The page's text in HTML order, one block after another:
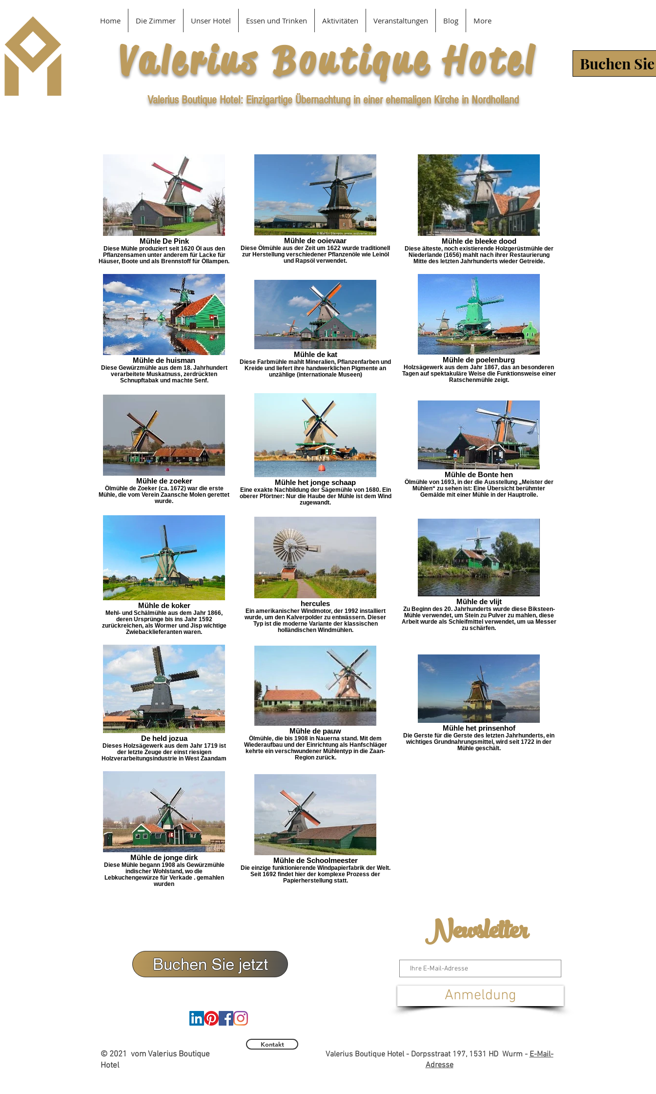
Home Die Zimmer Unser Hotel Essen und Trinken Aktivitäten Veranstaltungen Blog More
Valerius Boutique Hotel Buchen
Valerius Boutique Hotel: Einzigartige Übernachtung in einer ehemaligen Kirche in Nordholland
Mühle De Pink
Diese Mühle produziert seit 1620 Öl aus den
Pflanzensamen unter anderem für Lacke für
Häuser, Boote und als Brennstoff für Öllampen.
Mühle de ooievaar
Diese Ölmühle aus der Zeit um 1622 wurde traditionell
zur Herstellung verschiedener Pflanzenöle wie Leinöl
und Rapsöl verwendet.
Mühle de bleeke dood
Diese älteste, noch existierende Holzgerüstmühle der
Niederlande (1656) mahlt nach ihrer Restaurierung
Mitte des letzten Jahrhunderts wieder Getreide.
Mühle de huisman
Diese Gewürzmühle aus dem 18. Jahrhundert
verarbeitete Muskatnuss, zerdrückten
Schnupftabak und machte Senf.
Mühle de kat
Diese Farbmühle mahlt Mineralien, Pflanzenfarben und
Kreide und liefert ihre handwerklichen Pigmente an
unzählige (internationale Museen)
Mühle de poelenburg
Holzsägewerk aus dem Jahr 1867, das an besonderen
Tagen auf spektakuläre Weise die Funktionsweise einer
Ratschenmühle zeigt.
Mühle de zoeker
Ölmühle de Zoeker (ca. 1672) war die erste
Mühle, die vom Verein Zaansche Molen gerettet
wurde.
Mühle het jonge schaap
Eine exakte Nachbildung der Sägemühle von 1680. Ein
oberer Pförtner: Nur die Haube der Mühle ist dem Wind
zugewandt.
Mühle de Bonte hen
Ölmühle von 1693, in der die Ausstellung „Meister der
Mühlen“ zu sehen ist: Eine Übersicht berühmter
Gemälde mit einer Mühle in der Hauptrolle.
Mühle de koker
Mehl- und Schälmühle aus dem Jahr 1866,
deren Ursprünge bis ins Jahr 1592
zurückreichen, als Wormer und Jisp wichtige
Zwiebacklieferanten waren.
hercules
Ein amerikanischer Windmotor, der 1992 installiert
wurde, um den Kalverpolder zu entwässern. Dieser
Typ ist die moderne Variante der klassischen
holländischen Windmühlen.
Mühle de vlijt
Zu Beginn des 20. Jahrhunderts wurde diese Biksteen-
Mühle verwendet, um Stein zu Pulver zu mahlen, diese
Arbeit wurde als Schleifmittel verwendet, um ua Messer
zu schärfen.
De held jozua
Dieses Holzsägewerk aus dem Jahr 1719 ist
der letzte Zeuge der einst riesigen
Holzverarbeitungsindustrie in West Zaandam
Mühle de pauw
Ölmühle, die bis 1908 in Nauerna stand. Mit dem
Wiederaufbau und der Einrichtung als Hanfschläger
kehrte ein verschwundener Mühlentyp in die Zaan-
Region zurück.
Mühle het prinsenhof
Die Gerste für die Gerste des letzten Jahrhunderts, ein
wichtiges Grundnahrungsmittel, wird seit 1722 in der
Mühle geschält.
Mühle de jonge dirk
Diese Mühle begann 1908 als Gewürzmühle
indischer Wohlstand, wo die
Lebkuchengewürze für Verkade . gemahlen
wurden
Mühle de Schoolmeester
Die einzige funktionierende Windpapierfabrik der Welt.
Seit 1692 findet hier der komplexe Prozess der
Papierherstellung statt.
Buchen Sie jetzt
© 2021 vom Valerius Boutique
Hotel
Kontakt
Newsletter
Anmeldung
Valerius Boutique Hotel - Dorpsstraat 197, 1531 HD Wurm -E-Mail-
Adresse